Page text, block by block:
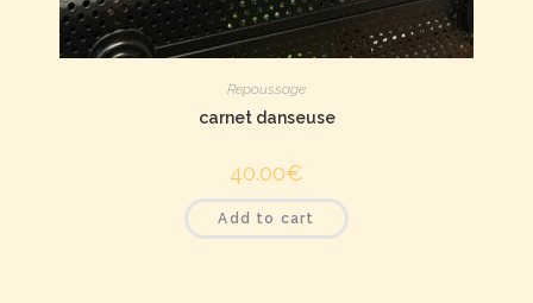
Repoussage
carnet danseuse
40.00€
Add to cart